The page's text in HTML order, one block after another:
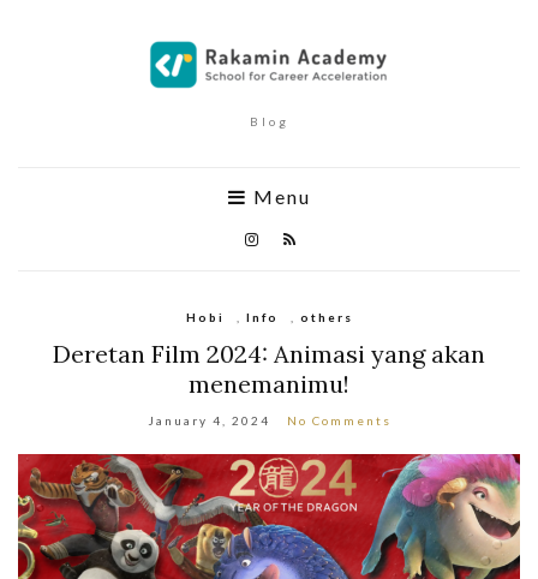
Blog
Menu
Hobi Info others
Deretan Film 2024: Animasi yang akan
menemanimu!
January 4, 2024 No Comments